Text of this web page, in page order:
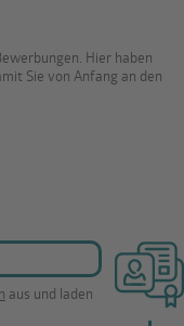
Hier haben
Sie von Anfang an den
aus und laden